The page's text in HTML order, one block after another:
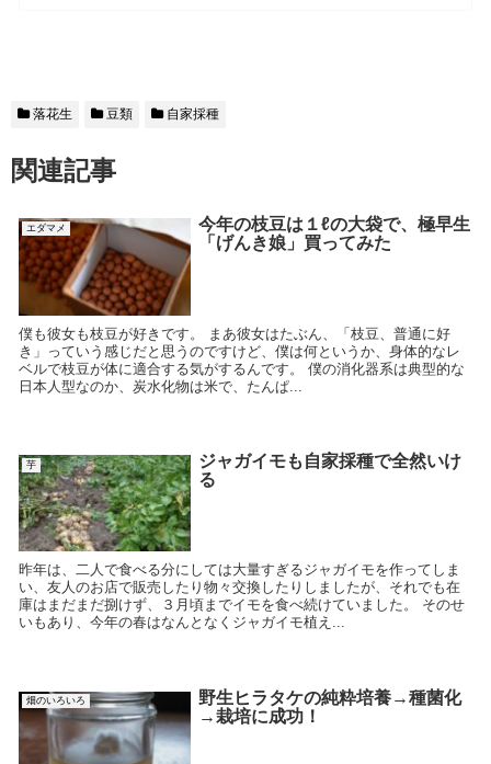
落花生 豆類 自家採種
関連記事
エダマメ
今年の枝豆は１ℓの大袋で、極早生
「げんき娘」買ってみた
僕も彼女も枝豆が好きです。 まあ彼女はたぶん、「枝豆、普通に好
き」っていう感じだと思うのですけど、僕は何というか、身体的なレ
ベルで枝豆が体に適合する気がするんです。 僕の消化器系は典型的な
日本人型なのか、炭水化物は米で、たんぱ...
芋
ジャガイモも自家採種で全然いけ
る
昨年は、二人で食べる分にしては大量すぎるジャガイモを作ってしま
い、友人のお店で販売したり物々交換したりしましたが、それでも在
庫はまだまだ捌けず、３月頃までイモを食べ続けていました。 そのせ
いもあり、今年の春はなんとなくジャガイモ植え...
畑のいろいろ
野生ヒラタケの純粋培養→種菌化
→栽培に成功！